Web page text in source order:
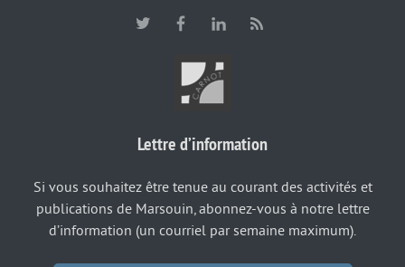
Lettre d’information
Si vous souhaitez être tenue au courant des activités et
publications de Marsouin, abonnez-vous à notre lettre
d’information (un courriel par semaine maximum).